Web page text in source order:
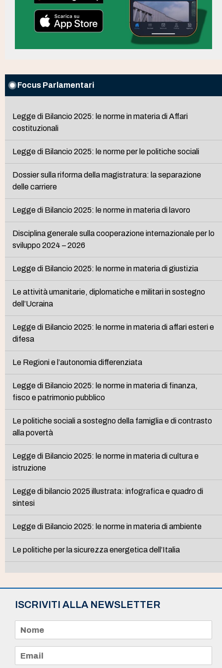
Focus Parlamentari
Legge di Bilancio 2025: le norme in materia di Affari
costituzionali
Legge di Bilancio 2025: le norme per le politiche sociali
Dossier sulla riforma della magistratura: la separazione
delle carriere
Legge di Bilancio 2025: le norme in materia di lavoro
Disciplina generale sulla cooperazione internazionale per lo
sviluppo 2024 – 2026
Legge di Bilancio 2025: le norme in materia di giustizia
Le attività umanitarie, diplomatiche e militari in sostegno
dell’Ucraina
Legge di Bilancio 2025: le norme in materia di affari esteri e
difesa
Le Regioni e l’autonomia differenziata
Legge di Bilancio 2025: le norme in materia di finanza,
fisco e patrimonio pubblico
Le politiche sociali a sostegno della famiglia e di contrasto
alla povertà
Legge di Bilancio 2025: le norme in materia di cultura e
istruzione
Legge di bilancio 2025 illustrata: infografica e quadro di
sintesi
Legge di Bilancio 2025: le norme in materia di ambiente
Le politiche per la sicurezza energetica dell’Italia
ISCRIVITI ALLA NEWSLETTER
m
e
a